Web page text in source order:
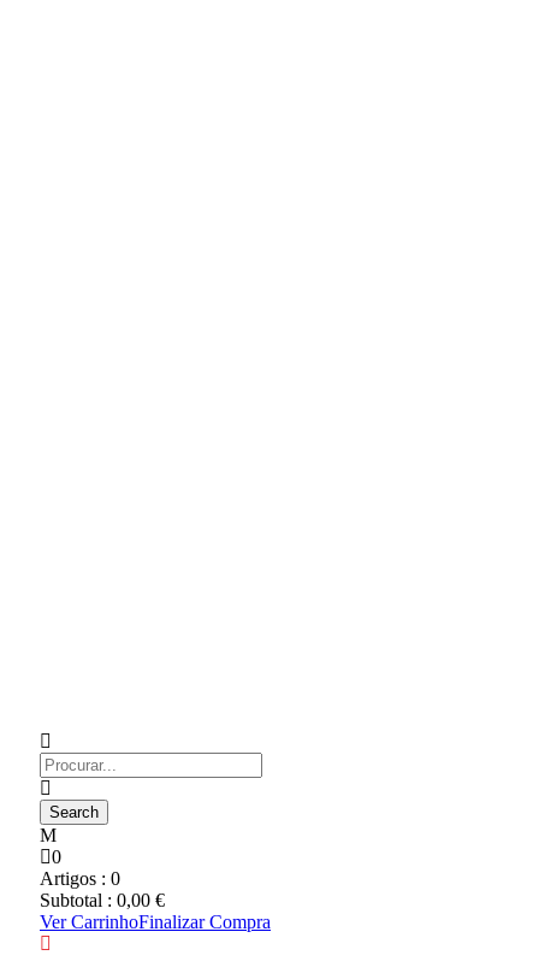
0
Artigos : 0
Subtotal : 0,00 €
Ver CarrinhoFinalizar Compra